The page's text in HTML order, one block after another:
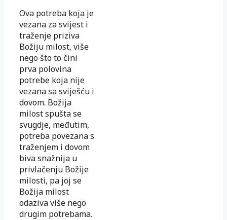
Ova potreba koja je
vezana za svijest i
traženje priziva
Božiju milost, više
nego što to čini
prva polovina
potrebe koja nije
vezana sa sviješću i
dovom. Božija
milost spušta se
svugdje, međutim,
potreba povezana s
traženjem i dovom
biva snažnija u
privlačenju Božije
milosti, pa joj se
Božija milost
odaziva više nego
drugim potrebama.